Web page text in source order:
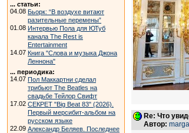
... статьи:
04.08 Бьорк: “В воздухе витают
разительные перемены”
01.08 Интервью Пола для ЮТуб
канала The Rest is
Entertainment
14.07 Книга "Слова и музыка Джона
Леннона"
... периодика:
14.07 Пол Маккартни сделал
трибьют The Beatles на
свадьбе Тейлор Свифт
17.02 СЕКРЕТ "Big Beat 83" (2026).
Первый мерсибит-альбом на
русском языке
22.09 Александр Беляев. Последнее
Re: Что
Автор: